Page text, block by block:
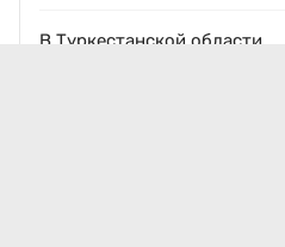
В Туркестанской области